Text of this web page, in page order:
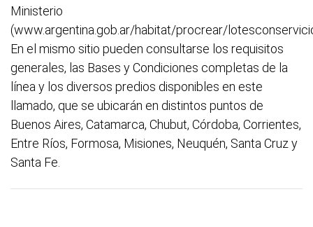
Ministerio
(www.argentina.gob.ar/habitat/procrear/
En el mismo sitio pueden consultarse los requisitos
generales, las Bases y Condiciones completas de la
línea y los diversos predios disponibles en este
llamado, que se ubicarán en distintos puntos de
Buenos Aires, Catamarca, Chubut, Córdoba, Corrientes,
Entre Ríos, Formosa, Misiones, Neuquén, Santa Cruz y
Santa Fe.